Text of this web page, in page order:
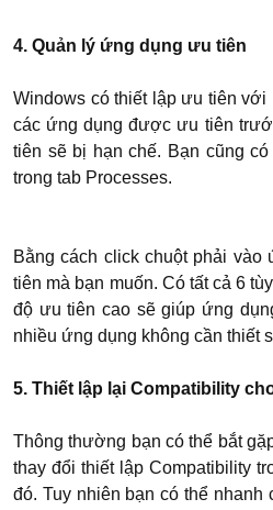
4. Quản lý ứng dụng ưu tiên
Windows có thiết lập ưu tiên
các ứng dụng được ưu tiên
tiên sẽ bị hạn chế. Bạn cũng
trong tab Processes.
Bằng cách click chuột phải
tiên mà bạn muốn. Có tất cả 6
độ ưu tiên cao sẽ giúp ứng
nhiều ứng dụng không cần thiết
5. Thiết lập lại Compatibility
Thông thường bạn có thể bắt
thay đổi thiết lập Compatibility
đó. Tuy nhiên bạn có thể nhanh